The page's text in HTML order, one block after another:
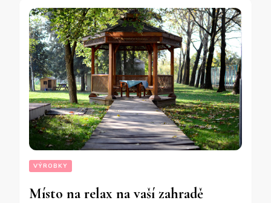
VÝROBKY
Místo na relax na vaší zahradě